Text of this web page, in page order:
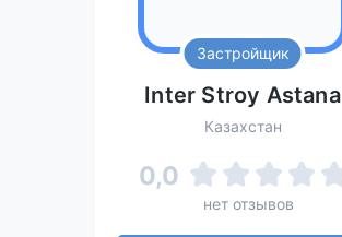
Застройщик
Inter Stroy Astana
Казахстан
0,0
нет отзывов